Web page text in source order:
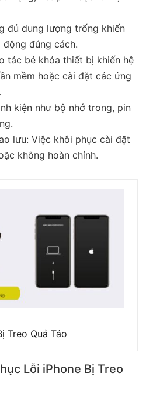
đủ dung lượng trống khiến
đúng cách.
tác bẻ khóa thiết bị khiến hệ
mềm hoặc cài đặt các ứng
kiện như bộ nhớ trong, pin
lưu: Việc khôi phục cài đặt
không hoàn chỉnh.
Treo Quả Táo
Lỗi iPhone Bị Treo